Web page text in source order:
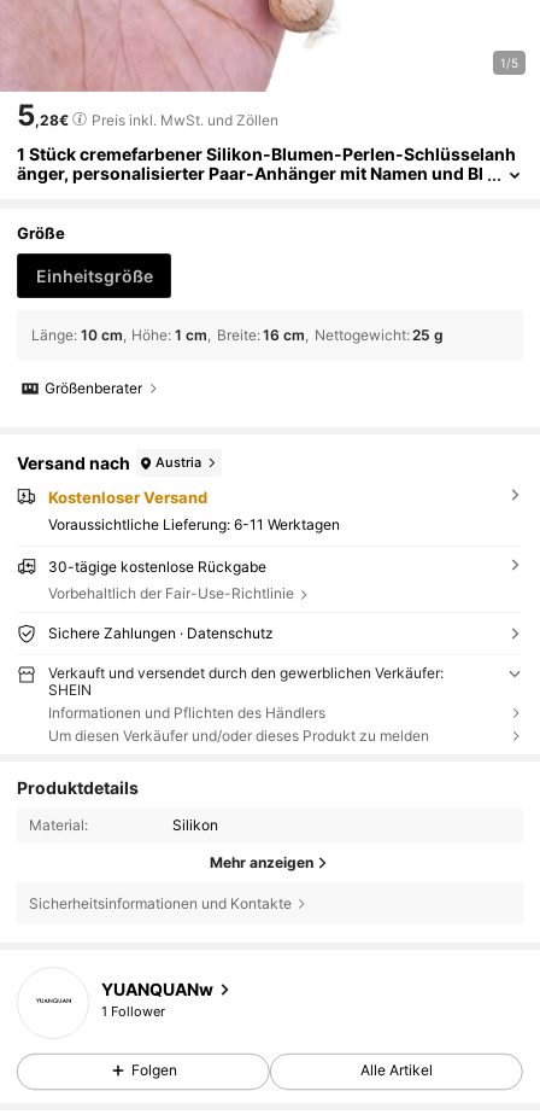
1/5
5,28€ Preis inkl. MwSt. und Zöllen
1 Stück cremefarbener Silikon-Blumen-Perlen-Schlüsselanh
änger, personalisierter Paar-Anhänger mit Namen und Bl
urtstag, Weihnachten, Hochzeit, Valentinstag, Jahrestag - lan
ganhaltend Kunstperlen-Schlüsselanhänger, zufällige Farbe
Größe
Einheitsgröße
Länge: 10 cm Höhe: 1 cm Breite:16 cm Nettogewicht:25 g
Größenberater
Versand nach Austria
Kostenloser Versand
Voraussichtliche Lieferung: 6-11 Werktagen
30-tägige kostenlose Rückgabe
Vorbehaltlich der Fair-Use-Richtlinie
Sichere Zahlungen · Datenschutz
Verkauft und versendet durch den gewerblichen Verkäufer:
SHEIN
Informationen und Pflichten des Händlers
Um diesen Verkäufer und/oder dieses Produkt zu melden
Produktdetails
Material: Silikon
Mehr anzeigen
Sicherheitsinformationen und Kontakte
YUANQUANw
1 Follower
Folgen Alle Artikel